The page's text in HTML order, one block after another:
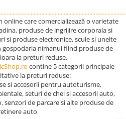
online care comercializează o varietate
produse de ingrijire corporala si
si produse electronice, scule si unelte
gospodaria nimanui fiind produse de
la preturi reduse.
contine 5 categorii principale
la preturi reduse:
si accesorii pentru autoturisme,
seturi de chei si accesorii auto,
de parcare si alte produse de
auto